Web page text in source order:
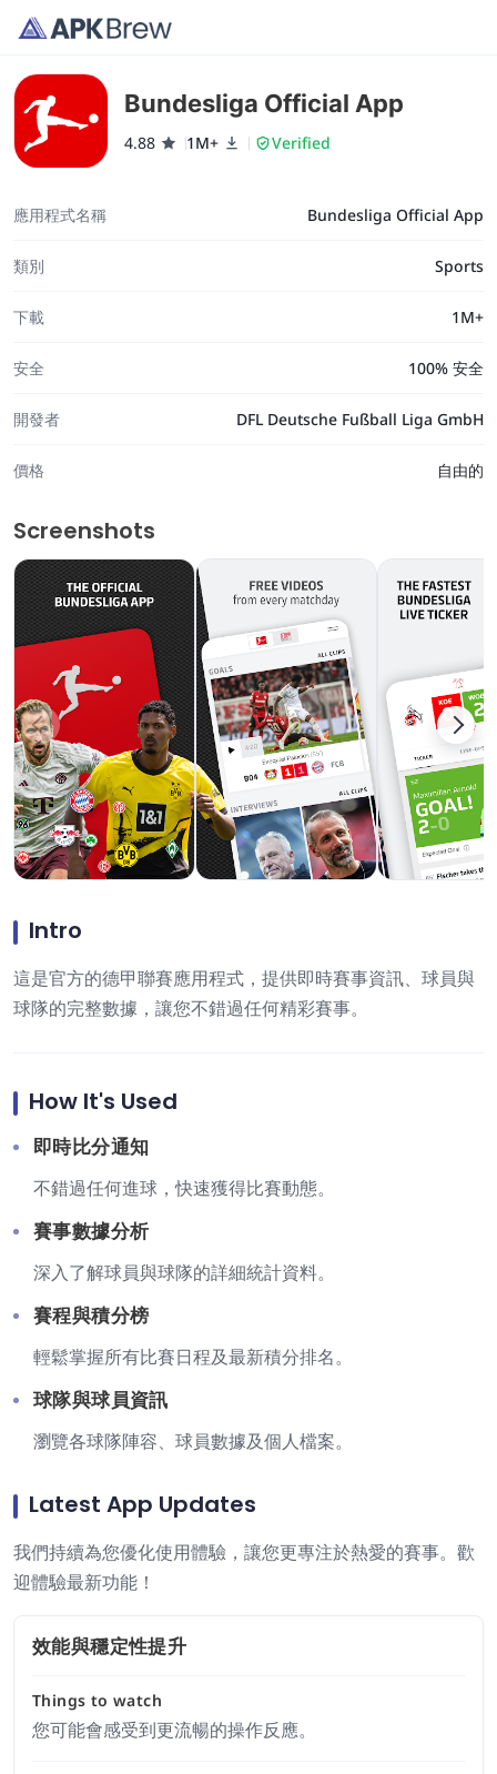
Bundesliga Official App
4.88 1M+ Verified
應用程式名稱 Bundesliga Official App
類別 Sports
下載 1M+
安全 100% 安全
開發者 DFL Deutsche Fußball Liga GmbH
價格 自由的
Screenshots
Intro
這是官方的德甲聯賽應用程式，提供即時賽事資訊、球員與
球隊的完整數據，讓您不錯過任何精彩賽事。
How It's Used
即時比分通知
不錯過任何進球，快速獲得比賽動態。
賽事數據分析
深入了解球員與球隊的詳細統計資料。
賽程與積分榜
輕鬆掌握所有比賽日程及最新積分排名。
球隊與球員資訊
瀏覽各球隊陣容、球員數據及個人檔案。
Latest App Updates
我們持續為您優化使用體驗，讓您更專注於熱愛的賽事。歡
迎體驗最新功能！
效能與穩定性提升
Things to watch
您可能會感受到更流暢的操作反應。